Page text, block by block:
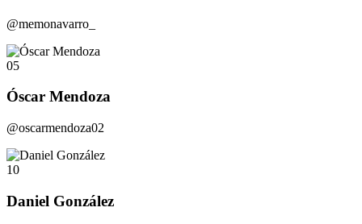
@memonavarro_
05
Óscar Mendoza
@oscarmendoza02
10
Daniel González